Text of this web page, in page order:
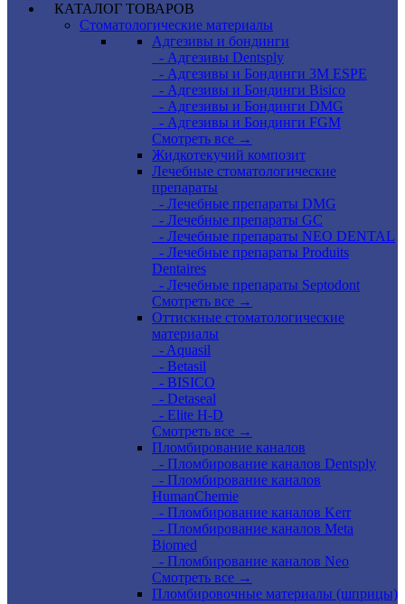
КАТАЛОГ ТОВАРОВ
Стоматологические материалы
Адгезивы и бондинги
- Адгезивы Dentsply
- Адгезивы и Бондинги 3M ESPE
- Адгезивы и Бондинги Bisico
- Адгезивы и Бондинги DMG
- Адгезивы и Бондинги FGM
Смотреть все →
Жидкотекучий композит
Лечебные стоматологические
препараты
- Лечебные препараты DMG
- Лечебные препараты GC
- Лечебные препараты NEO DENTAL
- Лечебные препараты Produits
Dentaires
- Лечебные препараты Septodont
Смотреть все →
Оттискные стоматологические
материалы
- Aquasil
- Betasil
- BISICO
- Detaseal
- Elite H-D
Смотреть все →
Пломбирование каналов
- Пломбирование каналов Dentsply
- Пломбирование каналов
HumanChemie
- Пломбирование каналов Kerr
- Пломбирование каналов Meta
Biomed
- Пломбирование каналов Neo
Смотреть все →
Пломбировочные материалы (шприцы)